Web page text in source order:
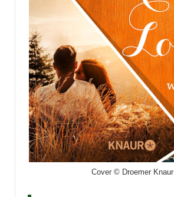
Cover © Droemer Knaur